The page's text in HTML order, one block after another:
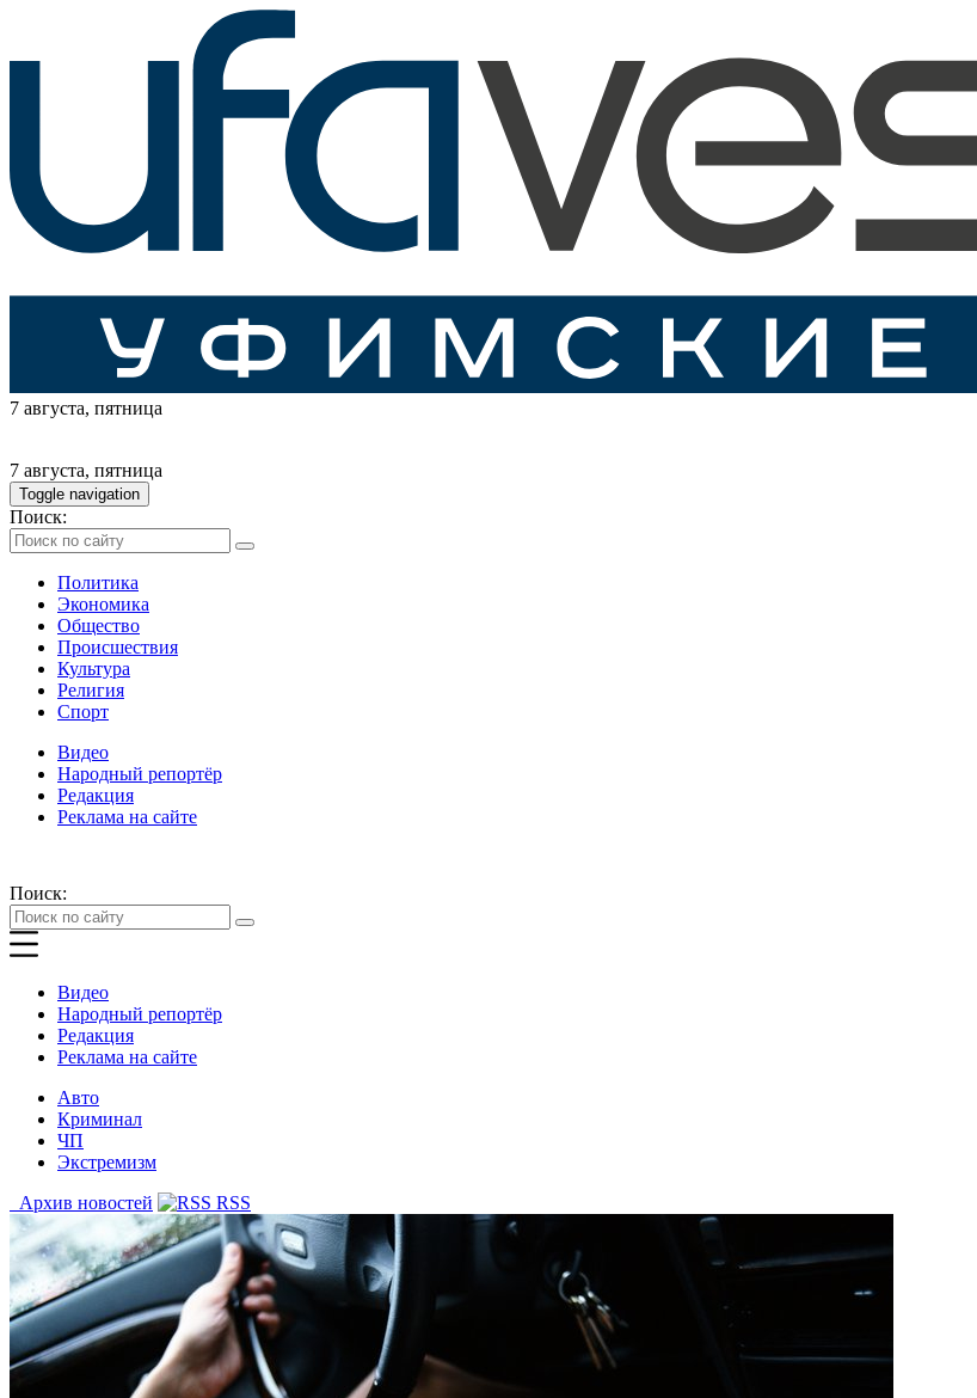
7 августа, пятница
7 августа, пятница
Toggle navigation
Поиск:
Политика
Экономика
Общество
Происшествия
Культура
Религия
Спорт
Видео
Народный репортёр
Редакция
Реклама на сайте
Поиск:
Видео
Народный репортёр
Редакция
Реклама на сайте
Авто
Криминал
ЧП
Экстремизм
Архив новостей
RSS